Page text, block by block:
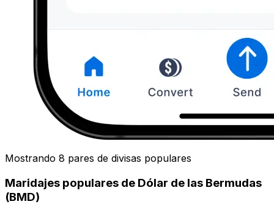
Mostrando 8 pares de divisas populares
Maridajes populares de Dólar de las Bermudas
(BMD)